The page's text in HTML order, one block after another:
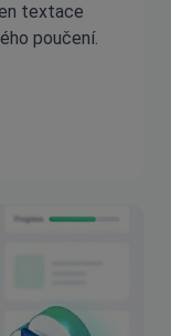
textace
poučení.